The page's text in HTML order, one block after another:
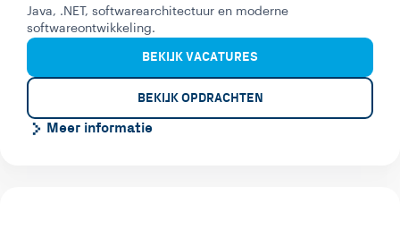
Java, .NET, softwarearchitectuur en moderne
softwareontwikkeling.
BEKIJK VACATURES
BEKIJK OPDRACHTEN
Meer informatie